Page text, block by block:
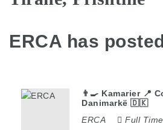
ERCA has
👨‍🍳 Kamarier 📍
Danimarkë 🇩🇰
ERCA
Full Time